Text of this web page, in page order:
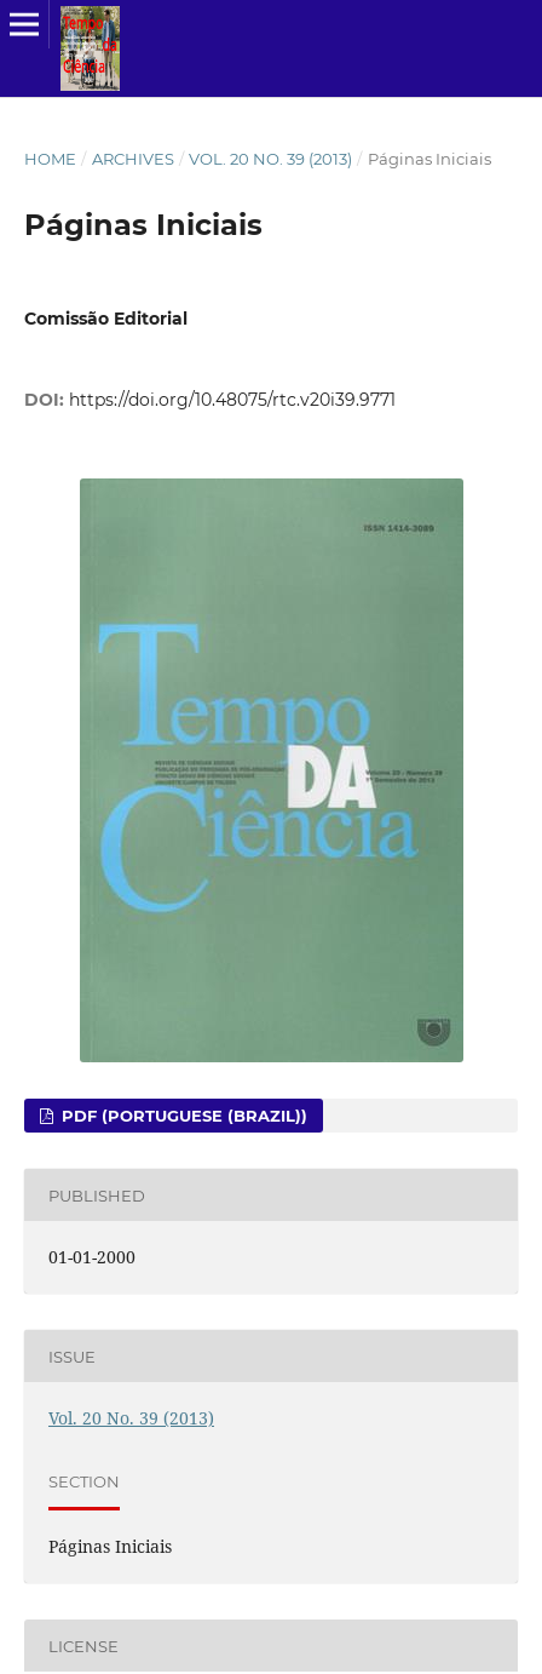
HOME / ARCHIVES / VOL. 20 NO. 39 (2013) / Páginas Iniciais
Páginas Iniciais
Comissão Editorial
DOI: https://doi.org/10.48075/rtc.v20i39.9771
PDF (PORTUGUESE (BRAZIL))
PUBLISHED
01-01-2000
ISSUE
Vol. 20 No. 39 (2013)
SECTION
Páginas Iniciais
LICENSE